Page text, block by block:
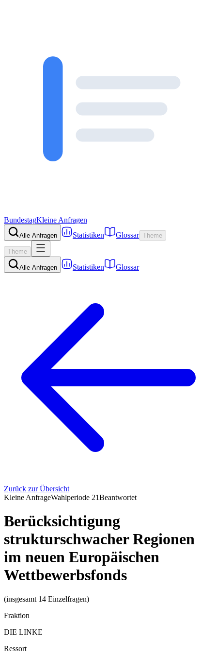
BundestagKleine Anfragen
Alle Anfragen Statistiken Glossar Theme
Theme
Alle Anfragen Statistiken Glossar
Zurück zur Übersicht
Kleine AnfrageWahlperiode 21Beantwortet
Berücksichtigung
strukturschwacher Regionen
im neuen Europäischen
Wettbewerbsfonds
(insgesamt 14 Einzelfragen)
Fraktion
DIE LINKE
Ressort